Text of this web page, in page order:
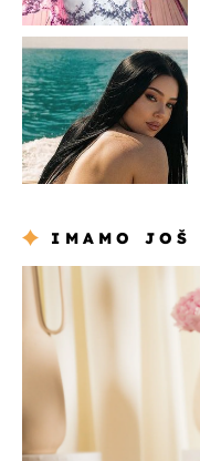
IMAMO JOŠ
moda & ljepota